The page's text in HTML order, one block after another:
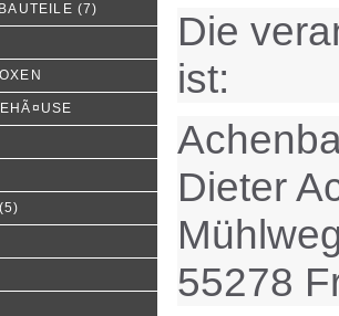
(7)
(5)
Die
ist:
Dieter
55278